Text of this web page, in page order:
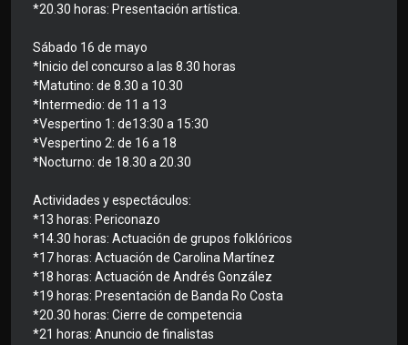
*20.30 horas: Presentación artística.
Sábado 16 de mayo
*Inicio del concurso a las 8.30 horas
*Matutino: de 8.30 a 10.30
*Intermedio: de 11 a 13
*Vespertino 1: de13:30 a 15:30
*Vespertino 2: de 16 a 18
*Nocturno: de 18.30 a 20.30
Actividades y espectáculos:
*13 horas: Periconazo
*14.30 horas: Actuación de grupos folklóricos
*17 horas: Actuación de Carolina Martínez
*18 horas: Actuación de Andrés González
*19 horas: Presentación de Banda Ro Costa
*20.30 horas: Cierre de competencia
*21 horas: Anuncio de finalistas